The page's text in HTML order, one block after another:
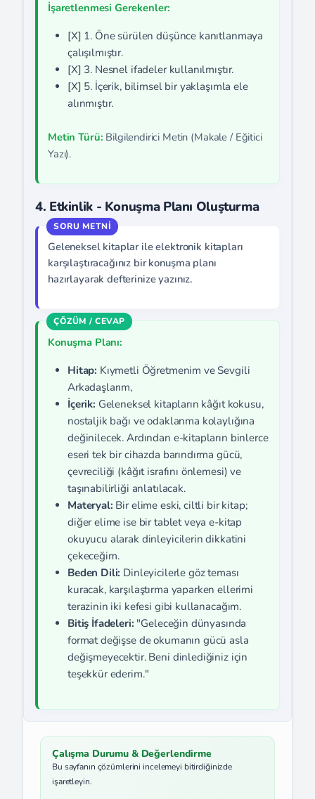
İşaretlenmesi Gerekenler:
[X] 1. Öne sürülen düşünce kanıtlanmaya
çalışılmıştır.
[X] 3. Nesnel ifadeler kullanılmıştır.
[X] 5. İçerik, bilimsel bir yaklaşımla ele
alınmıştır.
Metin Türü: Bilgilendirici Metin (Makale / Eğitici
Yazı).
4. Etkinlik - Konuşma Planı Oluşturma
Geleneksel kitaplar ile elektronik kitapları
karşılaştıracağınız bir konuşma planı
hazırlayarak defterinize yazınız.
Konuşma Planı:
Hitap: Kıymetli Öğretmenim ve Sevgili
Arkadaşlarım,
İçerik: Geleneksel kitapların kâğıt kokusu,
nostaljik bağı ve odaklanma kolaylığına
değinilecek. Ardından e-kitapların binlerce
eseri tek bir cihazda barındırma gücü,
çevreciliği (kâğıt israfını önlemesi) ve
taşınabilirliği anlatılacak.
Materyal: Bir elime eski, ciltli bir kitap;
diğer elime ise bir tablet veya e-kitap
okuyucu alarak dinleyicilerin dikkatini
çekeceğim.
Beden Dili: Dinleyicilerle göz teması
kuracak, karşılaştırma yaparken ellerimi
terazinin iki kefesi gibi kullanacağım.
Bitiş İfadeleri: "Geleceğin dünyasında
format değişse de okumanın gücü asla
değişmeyecektir. Beni dinlediğiniz için
teşekkür ederim."
Çalışma Durumu & Değerlendirme
Bu sayfanın çözümlerini incelemeyi bitirdiğinizde
işaretleyin.